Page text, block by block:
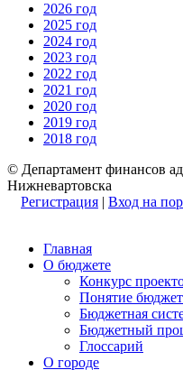
2026 год
2025 год
2024 год
2023 год
2022 год
2021 год
2020 год
2019 год
2018 год
© Департамент финансов
Нижневартовска
Регистрация | Вход на
Главная
О бюджете
Конкурс
Понятие
Бюджетная
Бюджетный
Глоссарий
О городе